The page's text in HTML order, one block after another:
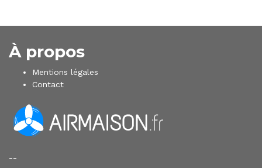
À propos
Mentions légales
Contact
--